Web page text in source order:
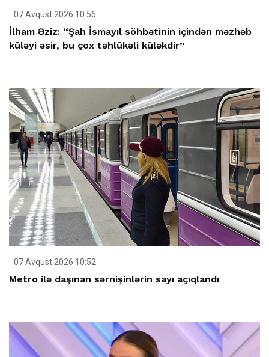
07 Avqust 2026 10:56
İlham Əziz: “Şah İsmayıl söhbətinin içindən məzhəb
küləyi əsir, bu çox təhlükəli küləkdir”
07 Avqust 2026 10:52
Metro ilə daşınan sərnişinlərin sayı açıqlandı